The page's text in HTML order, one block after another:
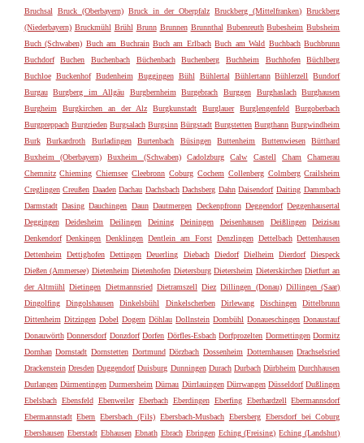
Bruchsal
Bruck (Oberbayern) Bruck in der Oberpfalz Bruckberg (Mittelfranken) Bruckberg
(Niederbayern) Bruckmühl Brühl Brunn Brunnen Brunnthal Bubenreuth Bubesheim Bubsheim
Buch (Schwaben) Buch am Buchrain Buch am Erlbach Buch am Wald Buchbach Buchbrunn
Buchdorf
Buchen Buchenbach Büchenbach Buchenberg Buchheim Buchhofen
Büchlberg
Buchloe Buckenhof Budenheim Buggingen Bühl Bühlertal Bühlertann Bühlerzell
Bundorf
Burgau
Burgberg im Allgäu Burgbernheim Burgebrach Burggen Burghaslach
Burghausen
Burgheim
Burgkirchen an der Alz Burgkunstadt Burglauer Burglengenfeld
Burgoberbach
Burgpreppach Burgrieden Burgsalach Burgsinn Bürgstadt Burgstetten Burgthann Burgwindheim
Burk
Burkardroth Burladingen Burtenbach Büsingen Buttenheim Buttenwiesen
Bütthard
Buxheim (Oberbayern)
Buxheim (Schwaben) Cadolzburg Calw Castell Cham
Chamerau
Chemnitz Chieming Chiemsee Cleebronn Coburg Cochem Collenberg Colmberg Crailsheim
Creglingen Creußen Daaden Dachau Dachsbach Dachsberg Dahn Daisendorf Daiting Dammbach
Darmstadt Dasing Dauchingen Daun Dautmergen Deckenpfronn Deggendorf Deggenhausertal
Deggingen
Deidesheim Deilingen Deining Deiningen Deisenhausen Deißlingen
Deizisau
Denkendorf Denkingen Denklingen Dentlein am Forst Denzlingen Dettelbach Dettenhausen
Dettenheim
Dettighofen Dettingen Deuerling Diebach Diedorf Dielheim Dierdorf Diespeck
Dießen (Ammersee) Dietenheim Dietenhofen Dietersburg Dietersheim Dieterskirchen Dietfurt an
der Altmühl Dietingen Dietmannsried Dietramszell Diez Dillingen (Donau) Dillingen (Saar)
Dingolfing
Dingolshausen Dinkelsbühl Dinkelscherben Dirlewang Dischingen
Dittelbrunn
Dittenheim Ditzingen Dobel Dogern Döhlau Dollnstein Dombühl Donaueschingen Donaustauf
Donauwörth Donnersdorf Donzdorf Dorfen Dörfles-Esbach Dorfprozelten Dormettingen Dormitz
Dornhan Dornstadt Dornstetten Dortmund Dörzbach Dossenheim Dotternhausen Drachselsried
Drackenstein Dresden Duggendorf Duisburg Dunningen Durach Durbach Dürbheim Durchhausen
Durlangen Dürmentingen Durmersheim Dürnau Dürrlauingen Dürrwangen Düsseldorf Dußlingen
Ebelsbach Ebensfeld Ebenweiler Eberbach Eberdingen Eberfing Eberhardzell Ebermannsdorf
Ebermannstadt Ebern Ebersbach (Fils) Ebersbach-Musbach Ebersberg Ebersdorf bei Coburg
Ebershausen Eberstadt Ebhausen Ebnath Ebrach Ebringen Eching (Freising) Eching (Landshut)